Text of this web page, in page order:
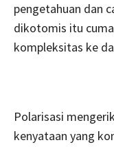
pengetahuan dan
dikotomis itu
kompleksitas ke
Polarisasi
kenyataan yang